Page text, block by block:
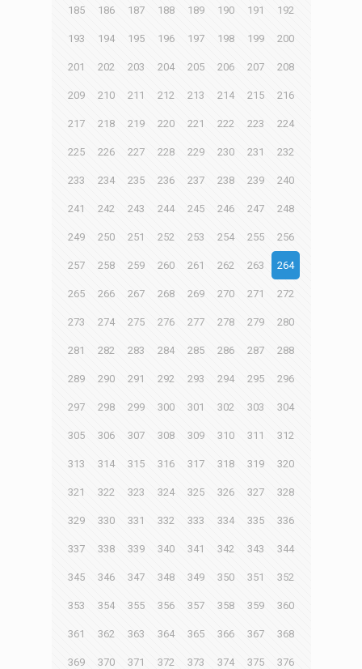
185 186 187 188 189 190 191 192
193 194 195 196 197 198 199 200
201 202 203 204 205 206 207 208
209 210 211 212 213 214 215 216
217 218 219 220 221 222 223 224
225 226 227 228 229 230 231 232
233 234 235 236 237 238 239 240
241 242 243 244 245 246 247 248
249 250 251 252 253 254 255 256
257 258 259 260 261 262 263 264
265 266 267 268 269 270 271 272
273 274 275 276 277 278 279 280
281 282 283 284 285 286 287 288
289 290 291 292 293 294 295 296
297 298 299 300 301 302 303 304
305 306 307 308 309 310 311 312
313 314 315 316 317 318 319 320
321 322 323 324 325 326 327 328
329 330 331 332 333 334 335 336
337 338 339 340 341 342 343 344
345 346 347 348 349 350 351 352
353 354 355 356 357 358 359 360
361 362 363 364 365 366 367 368
369 370 371 372 373 374 375 376